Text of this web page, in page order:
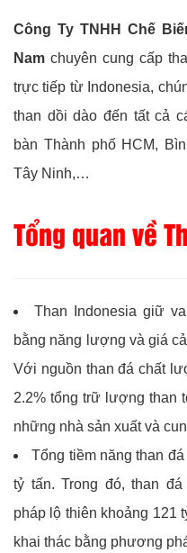
Công Ty TNHH Chế
Nam chuyên cung cấp
trực tiếp từ Indonesia,
than dồi dào đến tất cả
bàn Thành phố HCM,
Tây Ninh,…
Tổng quan về
Than Indonesia giữ
bằng năng lượng và giá
Với nguồn than đá chất
2.2% tổng trữ lượng than
những nhà sản xuất và
Tổng tiềm năng than
tỷ tấn. Trong đó, than
pháp lộ thiên khoảng 121
khai thác bằng phương